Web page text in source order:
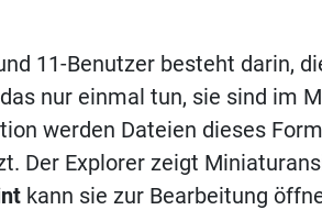
11-Benutzer besteht darin,
nur einmal tun, sie sind im
werden Dateien dieses
Der Explorer zeigt
kann sie zur Bearbeitung